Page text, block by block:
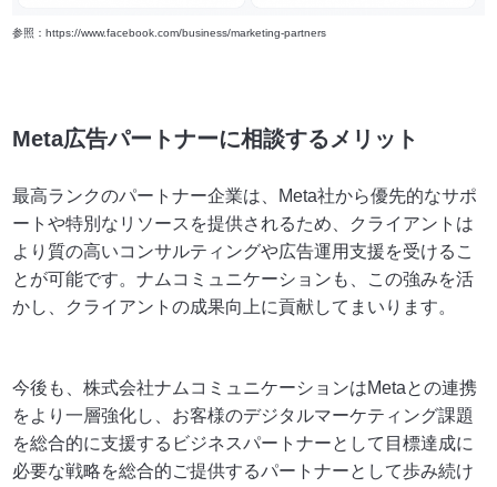
参照：https://www.facebook.com/business/marketing-partners
Meta広告パートナーに相談するメリット
最高ランクのパートナー企業は、Meta社から優先的なサポ
ートや特別なリソースを提供されるため、クライアントは
より質の高いコンサルティングや広告運用支援を受けるこ
とが可能です。ナムコミュニケーションも、この強みを活
かし、クライアントの成果向上に貢献してまいります。
今後も、株式会社ナムコミュニケーションはMetaとの連携
をより一層強化し、お客様のデジタルマーケティング課題
を総合的に支援するビジネスパートナーとして目標達成に
必要な戦略を総合的ご提供するパートナーとして歩み続け